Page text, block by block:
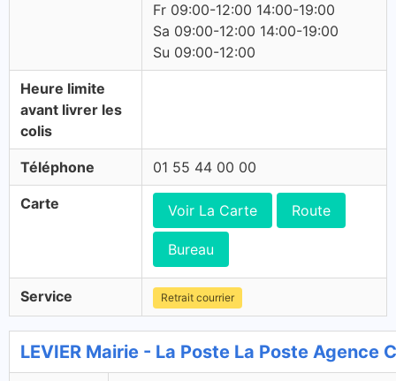
Fr 09:00-12:00 14:00-19:00
Sa 09:00-12:00 14:00-19:00
Su 09:00-12:00
Heure limite
avant livrer les
colis
Téléphone 01 55 44 00 00
Carte Voir La Carte Route
Bureau
Service Retrait courrier
LEVIER Mairie - La Poste La Poste Agence